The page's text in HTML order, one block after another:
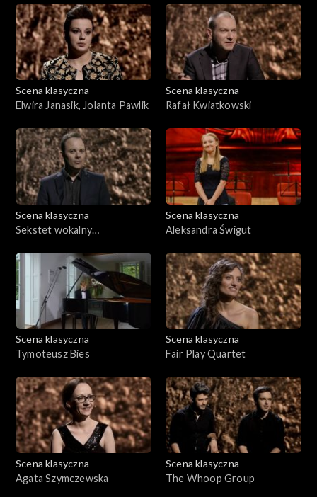
Scena klasyczna
Elwira Janasik, Jolanta Pawlik
Scena klasyczna
Rafał Kwiatkowski
Scena klasyczna
Sekstet wokalny
Scena klasyczna
Aleksandra Świgut
Scena klasyczna
Tymoteusz Bies
Scena klasyczna
Fair Play Quartet
Scena klasyczna
Agata Szymczewska
Scena klasyczna
The Whoop Group